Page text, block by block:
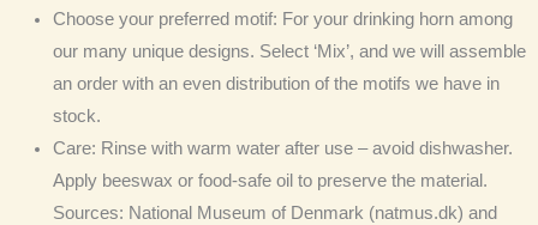
Choose your preferred motif: For your drinking horn among
our many unique designs. Select ‘Mix’, and we will assemble
an order with an even distribution of the motifs we have in
stock.
Care: Rinse with warm water after use – avoid dishwasher.
Apply beeswax or food-safe oil to preserve the material.
Sources: National Museum of Denmark (natmus.dk) and